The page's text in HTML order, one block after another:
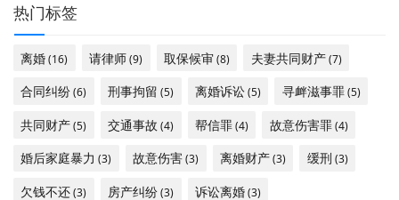
热门标签
离婚(16) 请律师(9) 取保候审(8) 夫妻共同财产(7)
合同纠纷(6) 刑事拘留 (5) 离婚诉讼(5) 寻衅滋事罪(5)
共同财产(5) 交通事故 (4) 帮信罪(4) 故意伤害罪(4)
婚后家庭暴力 (3) 故意伤害(3) 离婚财产(3) 缓刑 (3)
欠钱不还(3) 房产纠纷(3) 诉讼离婚(3)